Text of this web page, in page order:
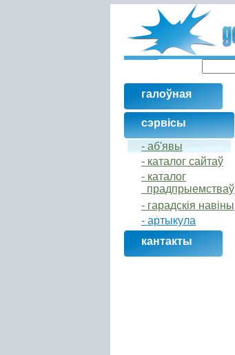
галоўная
сэрвісы
- аб'явы
- каталог сайтаў
- кaталог
прадпрыемстваў
- гарадскія навіны
- артыкула
кантакты